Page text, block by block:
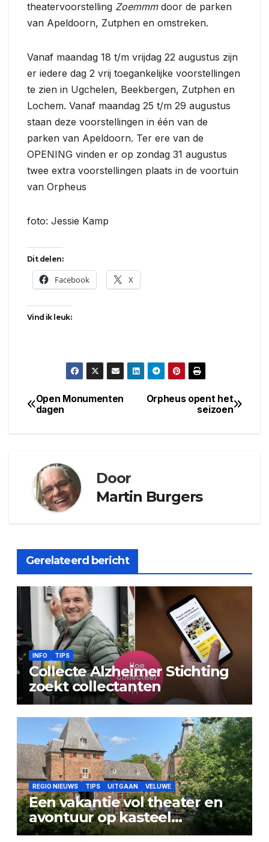
theatervoorstelling Zoemmmdoor de parken
van Apeldoorn, Zutphen en omstreken.
Vanaf maandag 18 t/m vrijdag 22 augustus zijn
er iedere dag 2 vrij toegankelijke voorstellingen
te zien in Ugchelen, Beekbergen, Zutphen en
Lochem. Vanaf maandag 25 t/m 29 augustus
staan deze voorstellingen in één van de
parken van Apeldoorn. Ter ere van de
OPENING vinden er op zondag 31 augustus
twee extra voorstellingen plaats in de voortuin
van Orpheus
foto: Jessie Kamp
Dit delen:
Facebook X
Vind ik leuk:
Bericht
Orpheus opent het
seizoen
Open Monumenten
dagen
Door
Martin Burgers
Gerelateerd bericht
INFO TIPS
Collecte Alzheimer Stichting
zoekt collectanten
REGIO NIEUWS TIPS UITGAAN VELUWE
Een vakantie vol theater en
avontuur op kasteel
Doorwerth